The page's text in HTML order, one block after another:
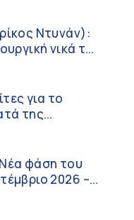
λειτουργία
φαρμάκων
Healthcare
Ελλάδα
Τι
Ντυνάν):
νικά το
για το
της
φάση του
2026 –
έως το 2030